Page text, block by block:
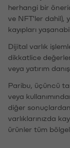
herhangi bir
ve NFT'ler dahil),
kayıpları
Dijital varlık
dikkatlice
veya yatırım
Paribu, üçüncü
veya
diğer sonuçlardan
varlıklarınızda
ürünler tüm